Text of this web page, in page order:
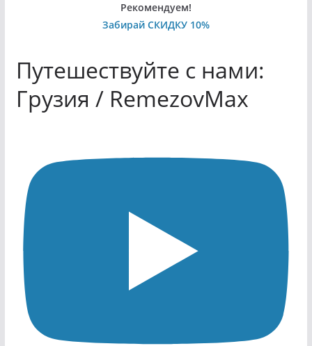
Рекомендуем!
Забирай СКИДКУ 10%
Путешествуйте с нами:
Грузия / RemezovMax